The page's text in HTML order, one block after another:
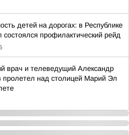
детей на дорогах: в Республике
профилактический рейд
врач и телеведущий Александр
пролетел над столицей Марий Эл